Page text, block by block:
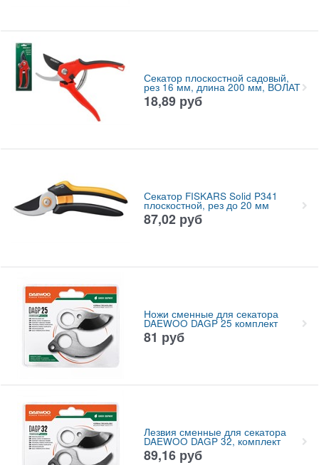
Секатор плоскостной садовый,
рез 16 мм, длина 200 мм, ВОЛАТ
18,89 руб
Секатор FISKARS Solid P341
плоскостной, рез до 20 мм
87,02 руб
Ножи сменные для секатора
DAEWOO DAGP 25 комплект
81 руб
Лезвия сменные для секатора
DAEWOO DAGP 32, комплект
89,16 руб